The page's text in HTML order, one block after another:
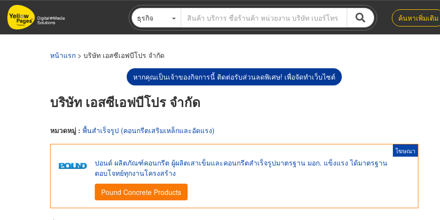
ข้าม
ไป
ธุรกิจ ค้นหาเพิ่มเติม
หน้าแรก > บริษัท เอสซีเอฟบีโปร จำกัด
หากคุณเป็นเจ้าของกิจการนี้ ติดต่อรับส่วนลดพิเศษ! เพื่อจัดทำเว็บไซต์
บริษัท เอสซีเอฟบีโปร จำกัด
หมวดหมู่ : พื้นสำเร็จรูป (คอนกรีตเสริมเหล็กและอัดแรง)
โฆษณา
ปอนด์ ผลิตภัณฑ์คอนกรีต ผู้ผลิตเสาเข็มและคอนกรีตสำเร็จรูปมาตรฐาน มอก. แข็งแรง ได้มาตรฐาน
ตอบโจทย์ทุกงานโครงสร้าง
Pound Concrete Products